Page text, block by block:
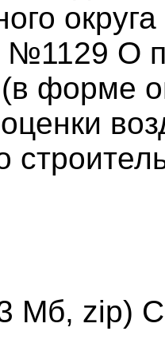
№1129 О
форме
Мб, zip)